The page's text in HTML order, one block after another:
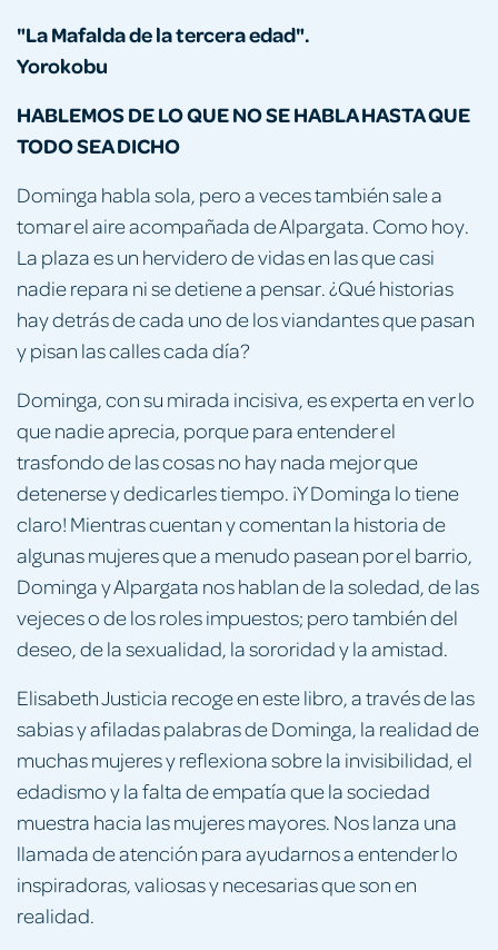
"La Mafalda de la tercera edad".
Yorokobu
HABLEMOS DE LO QUE NO SE HABLA HASTA QUE
TODO SEA DICHO
Dominga habla sola, pero a veces también sale a
tomar el aire acompañada de Alpargata. Como hoy.
La plaza es un hervidero de vidas en las que casi
nadie repara ni se detiene a pensar. ¿Qué historias
hay detrás de cada uno de los viandantes que pasan
y pisan las calles cada día?
Dominga, con su mirada incisiva, es experta en ver lo
que nadie aprecia, porque para entender el
trasfondo de las cosas no hay nada mejor que
detenerse y dedicarles tiempo. ¡Y Dominga lo tiene
claro! Mientras cuentan y comentan la historia de
algunas mujeres que a menudo pasean por el barrio,
Dominga y Alpargata nos hablan de la soledad, de las
vejeces o de los roles impuestos; pero también del
deseo, de la sexualidad, la sororidad y la amistad.
Elisabeth Justicia recoge en este libro, a través de las
sabias y afiladas palabras de Dominga, la realidad de
muchas mujeres y reflexiona sobre la invisibilidad, el
edadismo y la falta de empatía que la sociedad
muestra hacia las mujeres mayores. Nos lanza una
llamada de atención para ayudarnos a entender lo
inspiradoras, valiosas y necesarias que son en
realidad.